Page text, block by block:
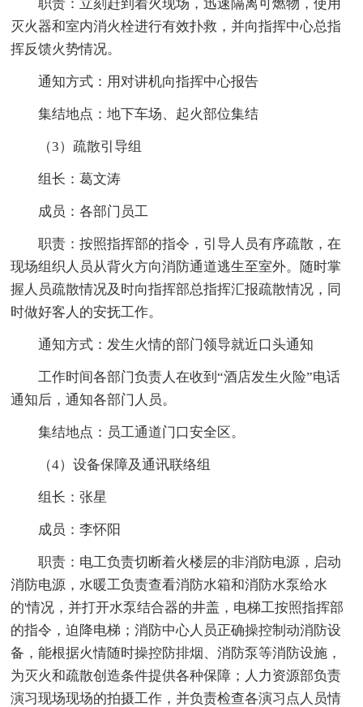
职责：立刻赶到着火现场，迅速隔离可燃物，使用
灭火器和室内消火栓进行有效扑救，并向指挥中心总指
挥反馈火势情况。
通知方式：用对讲机向指挥中心报告
集结地点：地下车场、起火部位集结
（3）疏散引导组
组长：葛文涛
成员：各部门员工
职责：按照指挥部的指令，引导人员有序疏散，在
现场组织人员从背火方向消防通道逃生至室外。随时掌
握人员疏散情况及时向指挥部总指挥汇报疏散情况，同
时做好客人的安抚工作。
通知方式：发生火情的部门领导就近口头通知
工作时间各部门负责人在收到“酒店发生火险”电话
通知后，通知各部门人员。
集结地点：员工通道门口安全区。
（4）设备保障及通讯联络组
组长：张星
成员：李怀阳
职责：电工负责切断着火楼层的非消防电源，启动
消防电源，水暖工负责查看消防水箱和消防水泵给水
的'情况，并打开水泵结合器的井盖，电梯工按照指挥部
的指令，迫降电梯；消防中心人员正确操控制动消防设
备，能根据火情随时操控防排烟、消防泵等消防设施，
为灭火和疏散创造条件提供各种保障；人力资源部负责
演习现场现场的拍摄工作，并负责检查各演习点人员情